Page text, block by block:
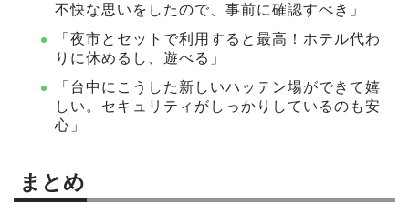
不快な思いをしたので、事前に確認すべき」
「夜市とセットで利用すると最高！ホテル代わ
りに休めるし、遊べる」
「台中にこうした新しいハッテン場ができて嬉
しい。セキュリティがしっかりしているのも安
心」
まとめ